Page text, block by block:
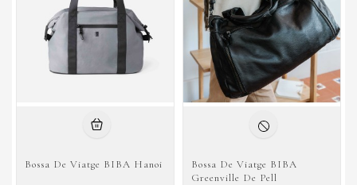
Bossa De Viatge BIBA Hanoi
Bossa De Viatge BIBA
Greenville De Pell